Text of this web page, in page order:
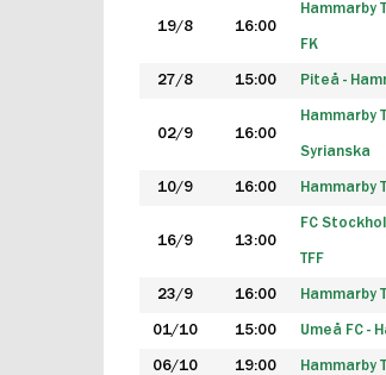
19/8 16:00
Hammarby
FK
27/8 15:00 Piteå -
02/9 16:00
Hammarby
Syrianska
10/9 16:00 Hammarby
16/9 13:00
FC
TFF
23/9 16:00 Hammarby
01/10 15:00 Umeå FC -
06/10 19:00 Hammarby